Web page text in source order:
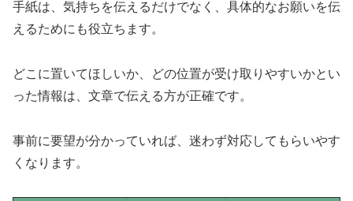
手紙は、気持ちを伝えるだけでなく、具体的なお願いを伝
えるためにも役立ちます。
どこに置いてほしいか、どの位置が受け取りやすいかとい
った情報は、文章で伝える方が正確です。
事前に要望が分かっていれば、迷わず対応してもらいやす
くなります。